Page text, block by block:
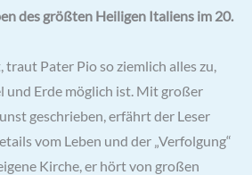
des größten Heiligen Italiens im 20.
traut Pater Pio so ziemlich alles zu,
und Erde möglich ist. Mit großer
geschrieben, erfährt der Leser
vom Leben und der „Verfolgung“
Kirche, er hört von großen